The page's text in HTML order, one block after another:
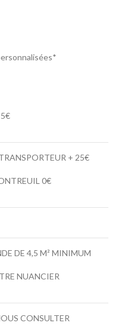
+ 25€
0€
DE 4,5 M² MINIMUM
NUANCIER
CONSULTER